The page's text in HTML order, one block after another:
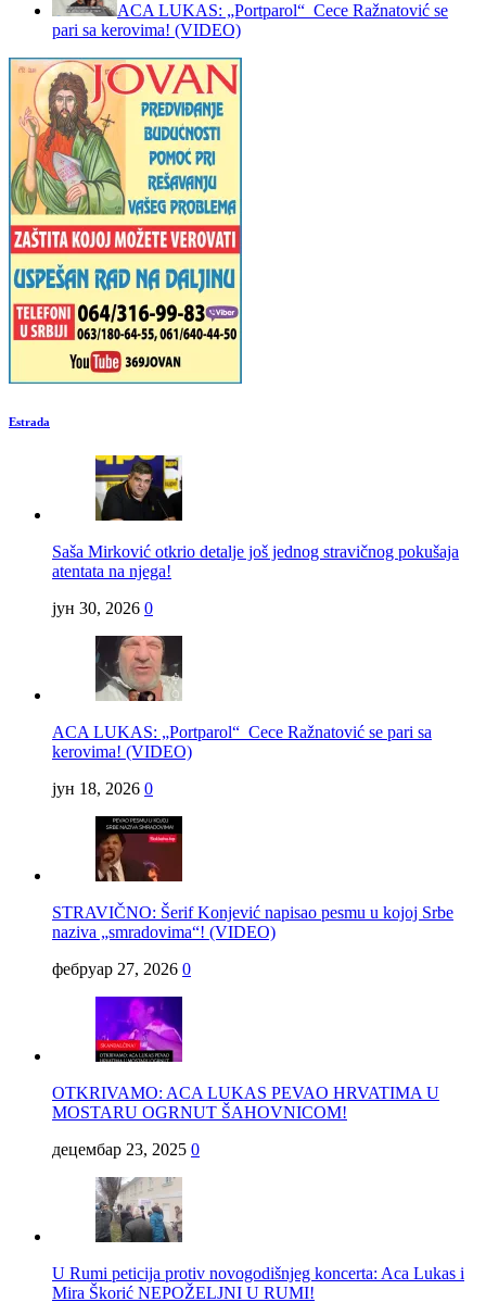
ACA LUKAS: „Portparol“ Cece Ražnatović se
pari sa kerovima! (VIDEO)
Estrada
Saša Mirković otkrio detalje još jednog stravičnog pokušaja
atentata na njega!
јун 30, 2026 0
ACA LUKAS: „Portparol“ Cece Ražnatović se pari sa
kerovima! (VIDEO)
јун 18, 2026 0
STRAVIČNO: Šerif Konjević napisao pesmu u kojoj Srbe
naziva „smradovima“! (VIDEO)
фебруар 27, 2026 0
OTKRIVAMO: ACA LUKAS PEVAO HRVATIMA U
MOSTARU OGRNUT ŠAHOVNICOM!
децембар 23, 2025 0
U Rumi peticija protiv novogodišnjeg koncerta: Aca Lukas i
Mira Škorić NEPOŽELJNI U RUMI!